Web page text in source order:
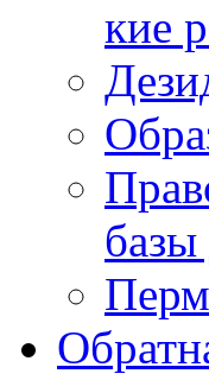
кие